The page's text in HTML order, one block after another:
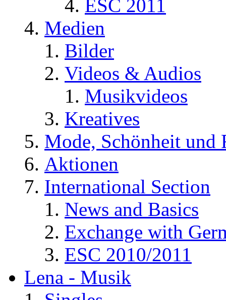
ESC 2011
Medien
Bilder
Videos & Audios
Musikvideos
Kreatives
Mode, Schönheit und
Aktionen
International Section
News and Basics
Exchange with
ESC 2010/2011
Lena - Musik